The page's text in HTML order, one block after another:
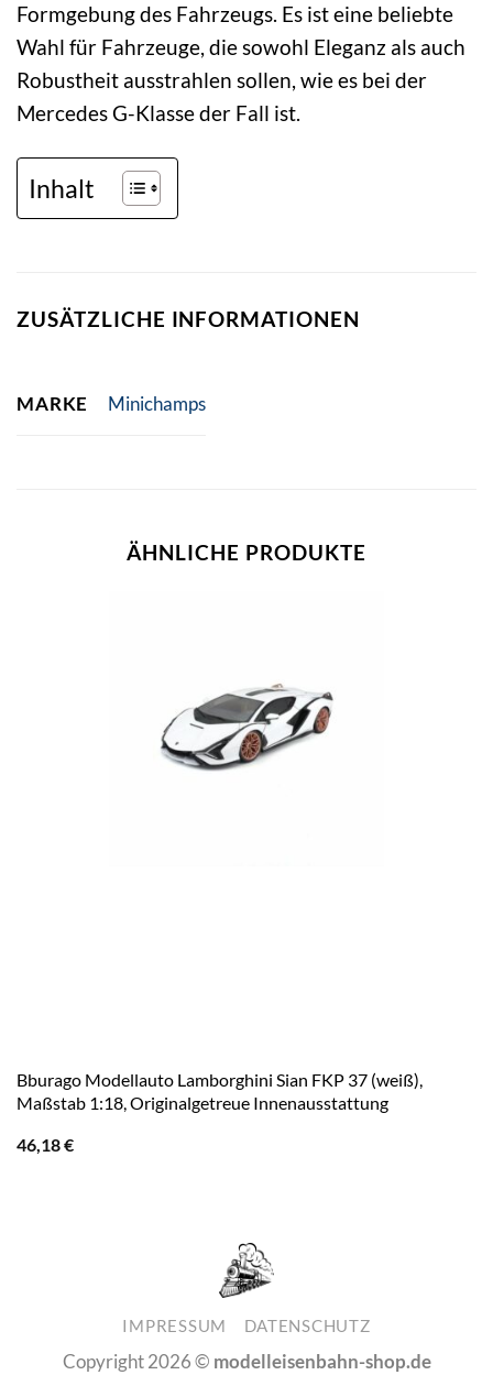
Formgebung des Fahrzeugs. Es ist eine beliebte
Wahl für Fahrzeuge, die sowohl Eleganz als auch
Robustheit ausstrahlen sollen, wie es bei der
Mercedes G-Klasse der Fall ist.
Inhalt
ZUSÄTZLICHE INFORMATIONEN
MARKE Minichamps
ÄHNLICHE PRODUKTE
Bburago Modellauto Lamborghini Sian FKP 37 (weiß),
Maßstab 1:18, Originalgetreue Innenausstattung
46,18€
IMPRESSUM DATENSCHUTZ
Copyright 2026 © modelleisenbahn-shop.de